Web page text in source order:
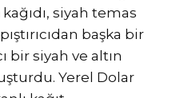
siyah temas
başka bir
bir siyah ve altın
Yerel Dolar